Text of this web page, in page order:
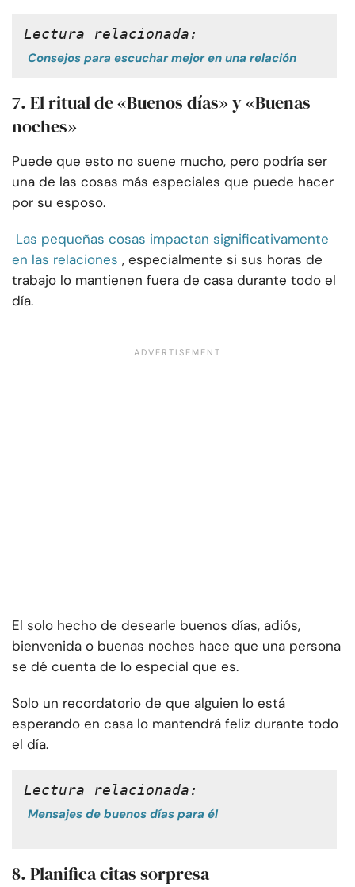
Lectura relacionada:
Consejos para escuchar mejor en una relación
7. El ritual de «Buenos días» y «Buenas
noches»
Puede que esto no suene mucho, pero podría ser
una de las cosas más especiales que puede hacer
por su esposo.
Las pequeñas cosas impactan significativamente
en las relaciones , especialmente si sus horas de
trabajo lo mantienen fuera de casa durante todo el
día.
El solo hecho de desearle buenos días, adiós,
bienvenida o buenas noches hace que una persona
se dé cuenta de lo especial que es.
Solo un recordatorio de que alguien lo está
esperando en casa lo mantendrá feliz durante todo
el día.
Lectura relacionada:
Mensajes de buenos días para él
8. Planifica citas sorpresa